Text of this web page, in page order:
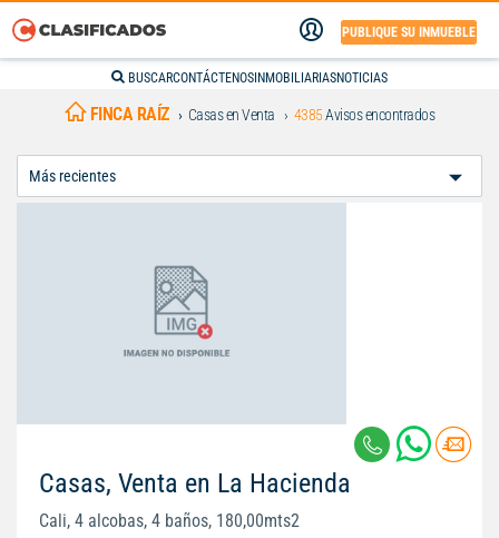
PUBLIQUE SU INMUEBLE
BUSCARCONTÁCTENOS INMOBILIARIASNOTICIAS
FINCA RAÍZ Casas en Venta 4385Avisos encontrados
Casas, Venta en La Hacienda
Cali, 4 alcobas, 4 baños, 180,00mts2